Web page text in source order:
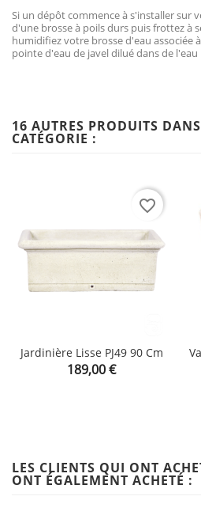
Si un dépôt commence à s'installer sur
d'une brosse à poils durs puis frottez à
humidifiez votre brosse d'eau associée
pointe d'eau de javel dilué dans de
16 AUTRES PRODUITS
CATÉGORIE :
Jardinière Lisse PJ49 90 Cm
Prix
189,00 €
favorite_border
LES CLIENTS QUI ONT
ONT ÉGALEMENT ACHETÉ :